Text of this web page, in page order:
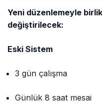
Olacak
Yeni düzenlemeyle
değiştirilecek:
Eski Sistem
3 gün çalışma
Günlük 8 saat mesai